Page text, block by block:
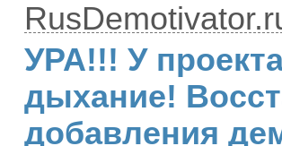
УРА!!! У
дыхание!
добавления